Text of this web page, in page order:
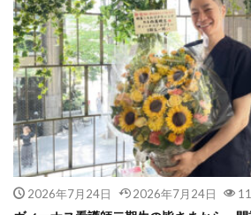
2026年7月24日 2026年7月24日